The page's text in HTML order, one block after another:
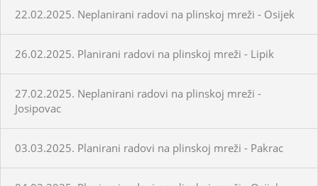
22.02.2025. Neplanirani radovi na plinskoj mreži - Osijek
26.02.2025. Planirani radovi na plinskoj mreži - Lipik
27.02.2025. Neplanirani radovi na plinskoj mreži -
Josipovac
03.03.2025. Planirani radovi na plinskoj mreži - Pakrac